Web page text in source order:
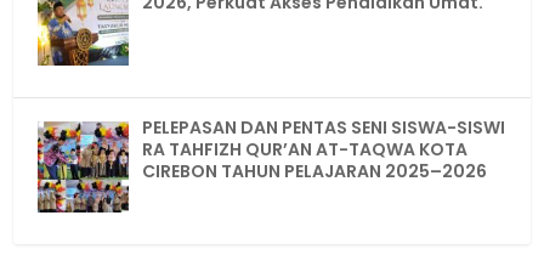
PELEPASAN DAN PENTAS SENI SISWA-SISWI
RA TAHFIZH QUR’AN AT-TAQWA KOTA
CIREBON TAHUN PELAJARAN 2025–2026